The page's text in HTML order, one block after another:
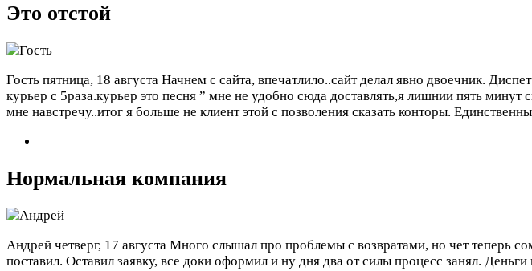
Это отстой
Гость пятница, 18 августа Начнем с сайта, впечатлило..сайт делал явно двоечник.
курьер с 5раза.курьер это песня ” мне не удобно сюда доставлять,я лишнии пять
мне навстречу..итог я больше не клиент этой с позволения сказать конторы.
Нормальная компания
Андрей четверг, 17 августа Много слышал про проблемы с возвратами, но чет теперь
поставил. Оставил заявку, все доки оформил и ну дня два от силы процесс занял.